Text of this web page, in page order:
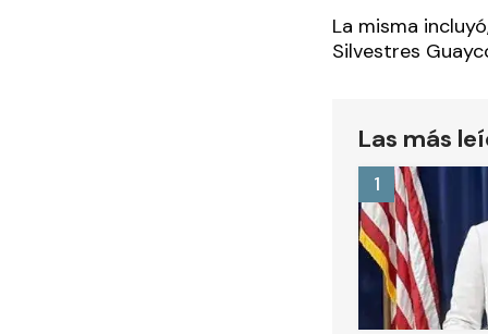
La misma
Silvestres
Las más
1